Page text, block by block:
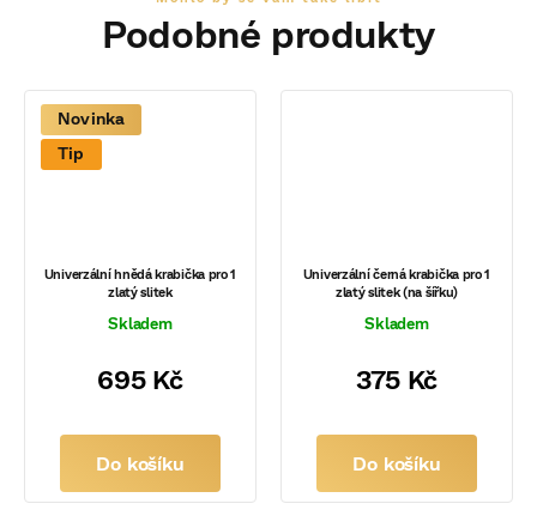
Novinka
Tip
Univerzální hnědá krabička pro 1
zlatý slitek
Skladem
695 Kč
Do košíku
Univerzální černá krabička pro 1
zlatý slitek (na šířku)
Skladem
375 Kč
Do košíku